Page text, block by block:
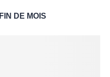
FIN DE MOIS